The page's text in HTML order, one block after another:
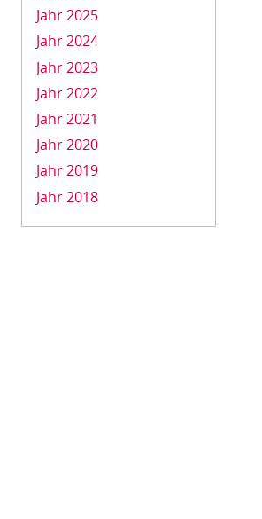
Jahr 2025
Jahr 2024
Jahr 2023
Jahr 2022
Jahr 2021
Jahr 2020
Jahr 2019
Jahr 2018